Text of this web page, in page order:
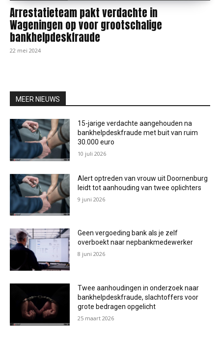
Arrestatieteam pakt verdachte in
Wageningen op voor grootschalige
bankhelpdeskfraude
22 mei 2024
MEER NIEUWS
15-jarige verdachte aangehouden na
bankhelpdeskfraude met buit van ruim
30.000 euro
10 juli 2026
Alert optreden van vrouw uit Doornenburg
leidt tot aanhouding van twee oplichters
9 juni 2026
Geen vergoeding bank als je zelf
overboekt naar nepbankmedewerker
8 juni 2026
Twee aanhoudingen in onderzoek naar
bankhelpdeskfraude, slachtoffers voor
grote bedragen opgelicht
25 maart 2026